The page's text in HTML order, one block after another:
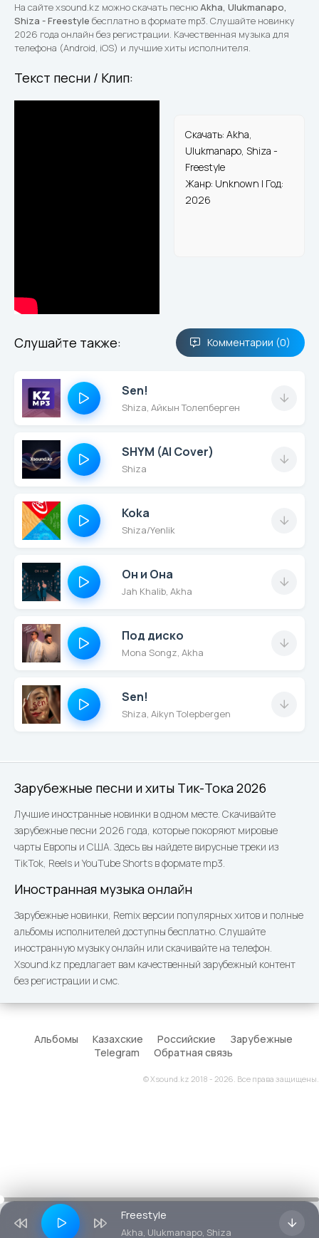
Зарубежные песни и хиты Тик-Тока 2026
Лучшие иностранные новинки в одном месте. Скачивайте
зарубежные песни 2026 года, которые покоряют мировые
чарты Европы и США. Здесь вы найдете вирусные треки из
TikTok, Reels и YouTube Shorts в формате mp3.
Иностранная музыка онлайн
Зарубежные новинки, Remix версии популярных хитов и полные
альбомы исполнителей доступны бесплатно. Слушайте
иностранную музыку онлайн или скачивайте на телефон.
Xsound.kz предлагает вам качественный зарубежный контент
без регистрации и смс.
На сайте xsound.kz можно скачать песнюAkha, Ulukmanapo,
Shiza - Freestyle бесплатно в формате mp3. Слушайте новинку
2026 года онлайн без регистрации. Качественная музыка для
телефона (Android, iOS) и лучшие хиты исполнителя.
Текст песни / Клип:
Скачать: Akha,
Ulukmanapo, Shiza -
Freestyle
Жанр: Unknown | Год:
2026
Слушайте также: Комментарии (0)
Sen!
Shiza, Айкын Толепберген
SHYM (AI Cover)
Shiza
Koka
Shiza/Yenlik
Он и Она
Jah Khalib, Akha
Под диско
Mona Songz, Akha
Sen!
Shiza, Aikyn Tolepbergen
Альбомы Казахские Российские
Зарубежные
Telegram
Обратная связь
© Xsound.kz 2018 - 2026. Все права защищены.
Freestyle
Akha, Ulukmanapo, Shiza